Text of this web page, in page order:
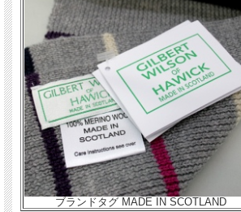
ブランドタグ MADE IN SCOTLAND